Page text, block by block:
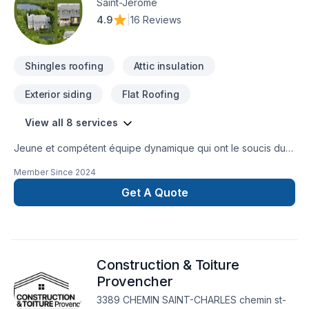
Saint-Jérôme
4.9
16 Reviews
Shingles roofing Attic insulation
Exterior siding Flat Roofing
View all 8 services
Jeune et compétent équipe dynamique qui ont le soucis du
sont une de nos première priorité avant chaque étape de
Member Since 2024
Get A Quote
Construction & Toiture
Provencher
3389 CHEMIN SAINT-CHARLES chemin st-